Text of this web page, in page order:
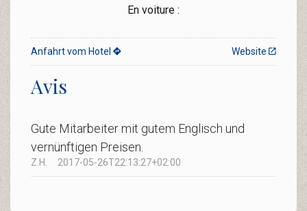
En voiture :
Website
Anfahrt vom Hotel
Avis
Gute Mitarbeiter mit gutem Englisch und
vernünftigen Preisen.
Z.H. 2017-05-26T22:13:27+02:00